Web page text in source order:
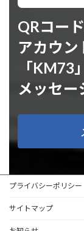
QRコー
アカウン
「KM73
メッセー
プライバシーポリシー
サイトマップ